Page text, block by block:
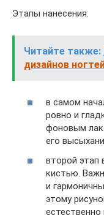
Этапы нанесения:
Читайте также:
дизайнов
в самом
ровно и
фоновым
его
второй этап
кистью.
и
этому
естественно